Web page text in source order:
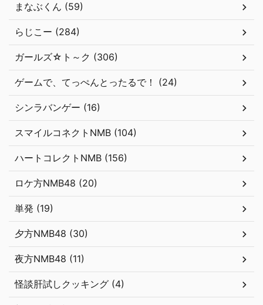
まなぶくん (59)
らじこー (284)
ガールズ☆ト～ク (306)
ゲームで、てっぺんとったるで！ (24)
シンラバンゲー (16)
スマイルコネクトNMB (104)
ハートコレクトNMB (156)
ロケ方NMB48 (20)
単発 (19)
夕方NMB48 (30)
夜方NMB48 (11)
怪談肝試しクッキング (4)